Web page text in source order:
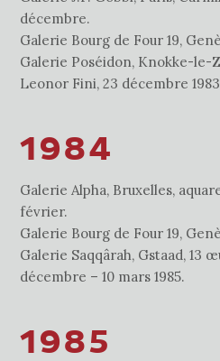
décembre.
Galerie Bourg de Four 19,
Galerie Poséidon, Knokke-le-
Leonor Fini, 23 décembre
1984
Galerie Alpha, Bruxelles,
février.
Galerie Bourg de Four 19,
Galerie Saqqârah, Gstaad, 13
décembre – 10 mars 1985.
1985